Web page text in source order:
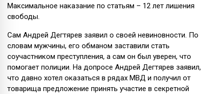
Максимальное наказание по статьям – 12 лет лишения
свободы.
Сам Андрей Дегтярев заявил о своей невиновности. По
словам мужчины, его обманом заставили стать
соучастником преступления, а сам он был уверен, что
помогает полиции. На допросе Андрей Дегтярев заявил,
что давно хотел оказаться в рядах МВД и получил от
товарища предложение принять участие в секретной